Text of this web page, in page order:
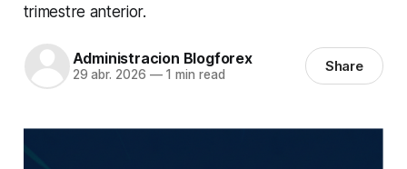
trimestre anterior.
Administracion Blogforex
29 abr. 2026 —1 min read Share